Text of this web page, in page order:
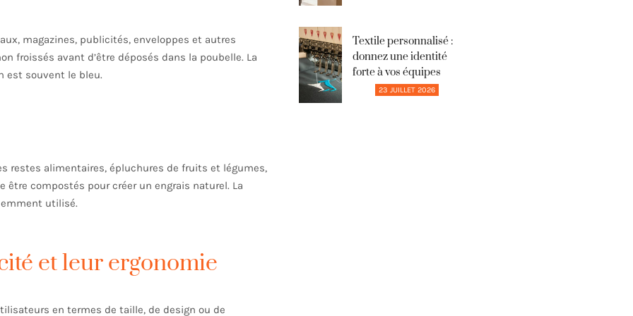
magazines, publicités, enveloppes et autres
froissés avant d’être déposés dans la poubelle. La
est souvent le bleu.
restes alimentaires, épluchures de fruits et légumes,
compostés pour créer un engrais naturel. La
utilisé.
et leur ergonomie
en termes de taille, de design ou de
Textile personnalisé :
donnez une identité
forte à vos équipes
23 JUILLET 2026